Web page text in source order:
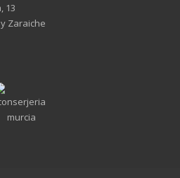
13
Zaraiche